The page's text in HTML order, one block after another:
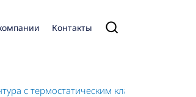
Контакты
с термостатическим клапаном ATM